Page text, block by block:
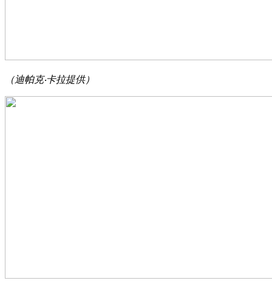
（迪帕克‧卡拉提供）